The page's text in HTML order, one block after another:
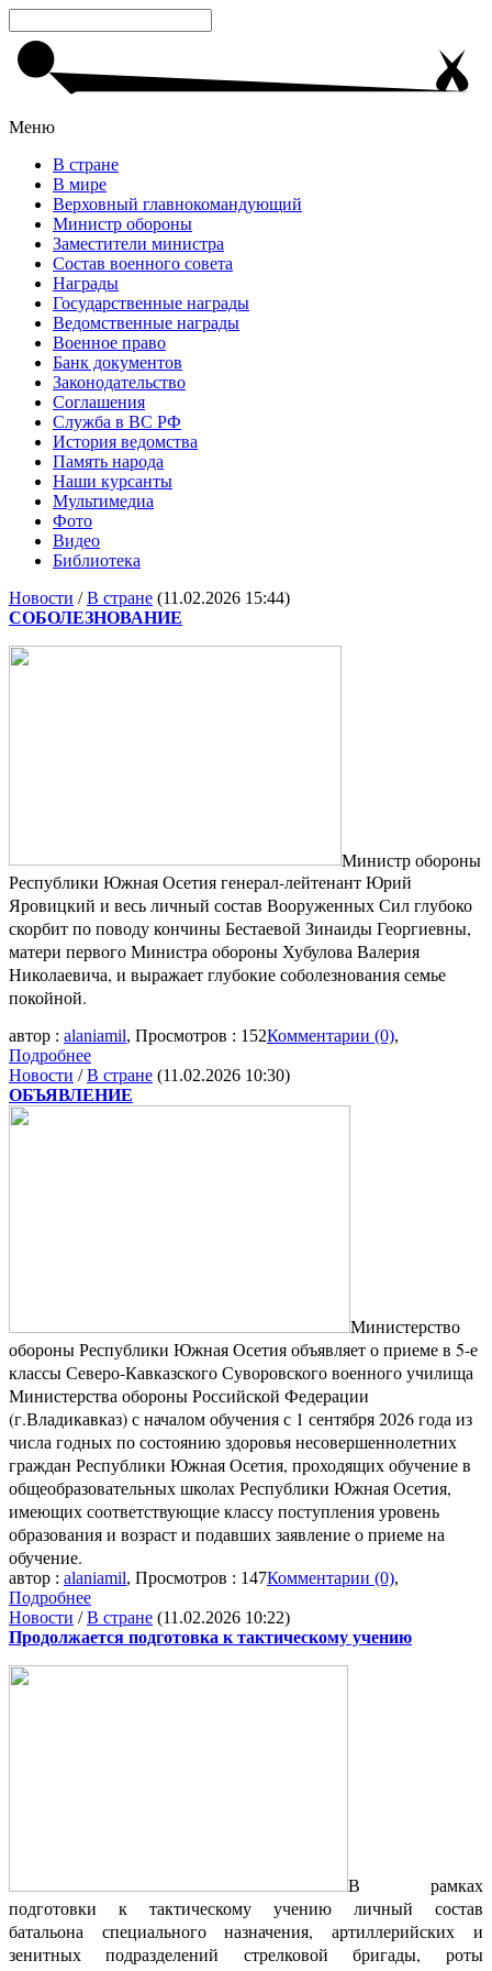
Меню
В стране
В мире
Верховный главнокомандующий
Министр обороны
Заместители министра
Состав военного совета
Награды
Государственные награды
Ведомственные награды
Военное право
Банк документов
Законодательство
Соглашения
Служба в ВС РФ
История ведомства
Память народа
Наши курсанты
Мультимедиа
Фото
Видео
Библиотека
Новости /В стране (11.02.2026 15:44)
СОБОЛЕЗНОВАНИЕ
Министр обороны
Республики Южная Осетия генерал-лейтенант Юрий
Яровицкий и весь личный состав Вооруженных Сил глубоко
скорбит по поводу кончины Бестаевой Зинаиды Георгиевны,
матери первого Министра обороны Хубулова Валерия
Николаевича, и выражает глубокие соболезнования семье
покойной.
автор : alaniamil, Просмотров : 152Комментарии (0),
Подробнее
Новости /В стране (11.02.2026 10:30)
ОБЪЯВЛЕНИЕ
Министерство
обороны Республики Южная Осетия объявляет о приеме в 5-е
классы Северо-Кавказского Суворовского военного училища
Министерства обороны Российской Федерации
(г.Владикавказ) с началом обучения с 1 сентября 2026 года из
числа годных по состоянию здоровья несовершеннолетних
граждан Республики Южная Осетия, проходящих обучение в
общеобразовательных школах Республики Южная Осетия,
имеющих соответствующие классу поступления уровень
образования и возраст и подавших заявление о приеме на
обучение.
автор : alaniamil, Просмотров : 147Комментарии (0),
Подробнее
Новости /В стране (11.02.2026 10:22)
Продолжается подготовка к тактическому учению
В рамках
подготовки к тактическому учению личный состав
батальона специального назначения, артиллерийских и
зенитных подразделений стрелковой бригады, роты